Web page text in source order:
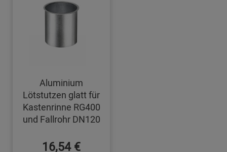
Aluminium
Lötstutzen glatt für
Kastenrinne RG400
und Fallrohr DN120
16,54 €